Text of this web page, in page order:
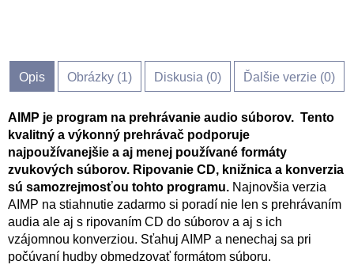
Opis Obrázky (1) Diskusia (0) Ďalšie verzie (0)
AIMP je program na prehrávanie audio súborov. Tento
kvalitný a výkonný prehrávač podporuje
najpoužívanejšie a aj menej používané formáty
zvukových súborov. Ripovanie CD, knižnica a konverzia
sú samozrejmosťou tohto programu. Najnovšia verzia
AIMP na stiahnutie zadarmo si poradí nie len s prehrávaním
audia ale aj s ripovaním CD do súborov a aj s ich
vzájomnou konverziou. Sťahuj AIMP a nenechaj sa pri
počúvaní hudby obmedzovať formátom súboru.